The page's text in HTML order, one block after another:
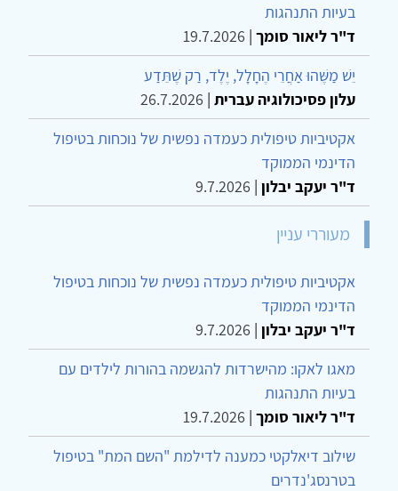
בעיות התנהגות
ד"ר ליאור סומך |
19.7.2026
יֵשׁ מַשֶּׁהוּ אַחֲרֵי הֶחָלָל, יֶלֶד, רַק שֶׁתֵּדַע
עלון פסיכולוגיה עברית |
26.7.2026
אקטיביות טיפולית כעמדה נפשית של נוכחות בטיפול
הדינמי הממוקד
ד"ר יעקב יבלון |
9.7.2026
מעוררי עניין
אקטיביות טיפולית כעמדה נפשית של נוכחות בטיפול
הדינמי הממוקד
ד"ר יעקב יבלון |
9.7.2026
מאגו לאקו: מהישרדות להגשמה בהורות לילדים עם
בעיות התנהגות
ד"ר ליאור סומך |
19.7.2026
שילוב דיאלקטי כמענה לדילמת "השם המת" בטיפול
בטרנסג'נדרים